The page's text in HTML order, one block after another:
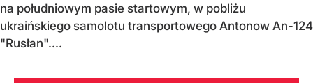
na południowym pasie startowym, w pobliżu
ukraińskiego samolotu transportowego Antonow An-124
"Rusłan"....